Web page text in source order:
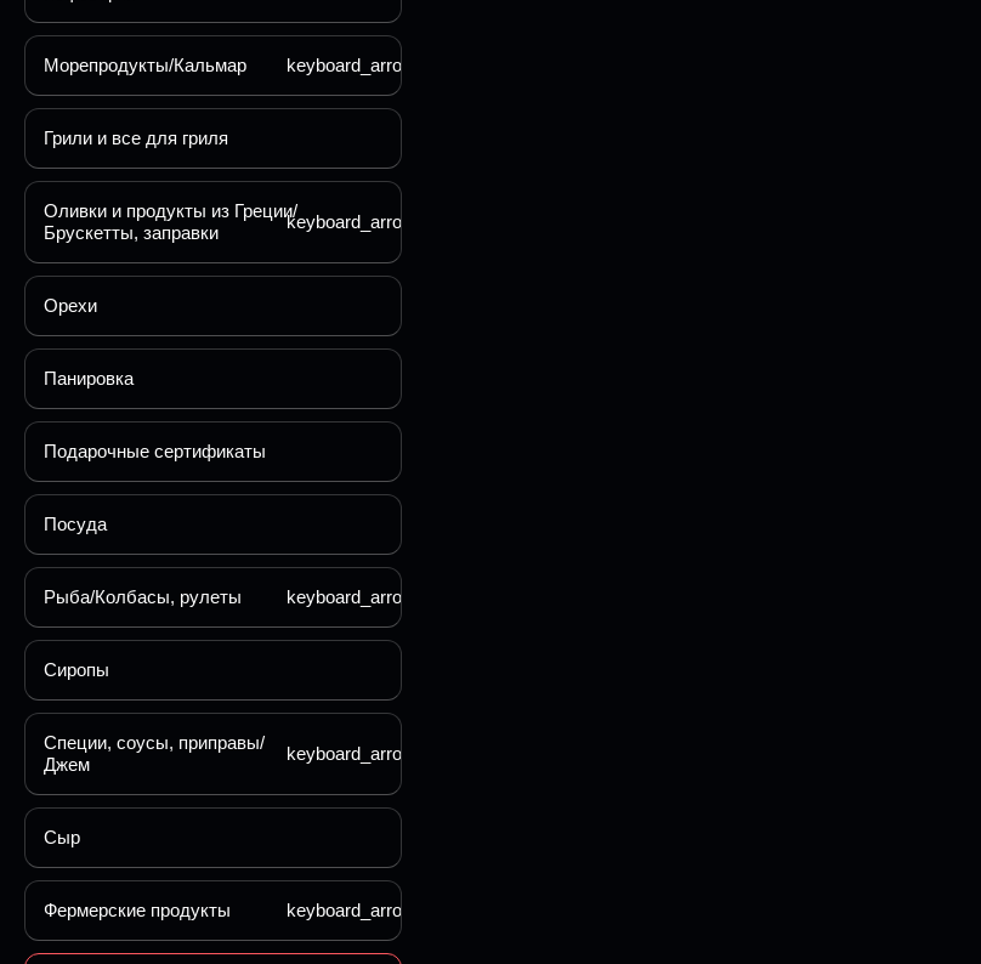
Морепродукты/Кальмар keyboard_arrow_down
Грили и все для гриля
Оливки и продукты из Греции/
Брускетты, заправки
keyboard_arrow_down
Орехи
Панировка
Подарочные сертификаты
Посуда
Рыба/Колбасы, рулеты keyboard_arrow_down
Сиропы
Специи, соусы, приправы/
Джем
keyboard_arrow_down
Сыр
Фермерские продукты keyboard_arrow_down